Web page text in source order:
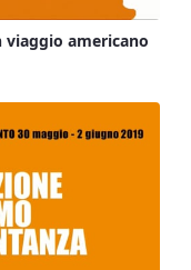
viaggio americano